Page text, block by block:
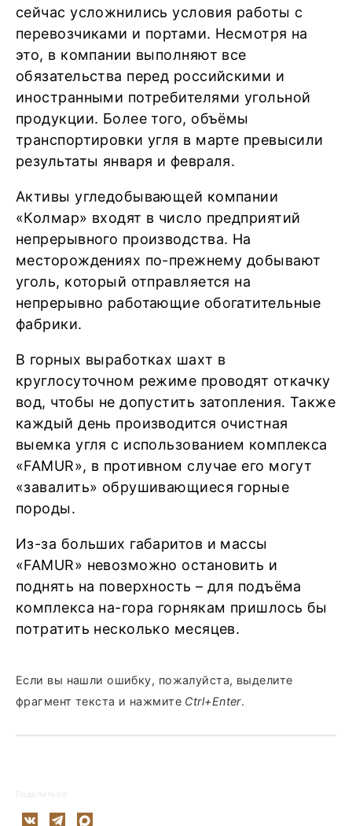
сейчас усложнились условия работы с
перевозчиками и портами. Несмотря на
это, в компании выполняют все
обязательства перед российскими и
иностранными потребителями угольной
продукции. Более того, объёмы
транспортировки угля в марте превысили
результаты января и февраля.
Активы угледобывающей компании
«Колмар» входят в число предприятий
непрерывного производства. На
месторождениях по-прежнему добывают
уголь, который отправляется на
непрерывно работающие обогатительные
фабрики.
В горных выработках шахт в
круглосуточном режиме проводят откачку
вод, чтобы не допустить затопления. Также
каждый день производится очистная
выемка угля с использованием комплекса
«FAMUR», в противном случае его могут
«завалить» обрушивающиеся горные
породы.
Из-за больших габаритов и массы
«FAMUR» невозможно остановить и
поднять на поверхность – для подъёма
комплекса на-гора горнякам пришлось бы
потратить несколько месяцев.
Если вы нашли ошибку, пожалуйста, выделите
фрагмент текста и нажмите Ctrl+Enter.
Поделиться: